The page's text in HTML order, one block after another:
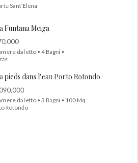
Sant’Elena
Funtana Meiga
da letto • 4 Bagni •
pieds dans l’eau Porto Rotondo
da letto • 3 Bagni • 100 Mq
Rotondo